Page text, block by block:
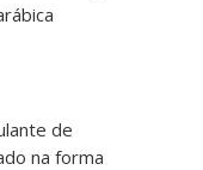
de
na forma